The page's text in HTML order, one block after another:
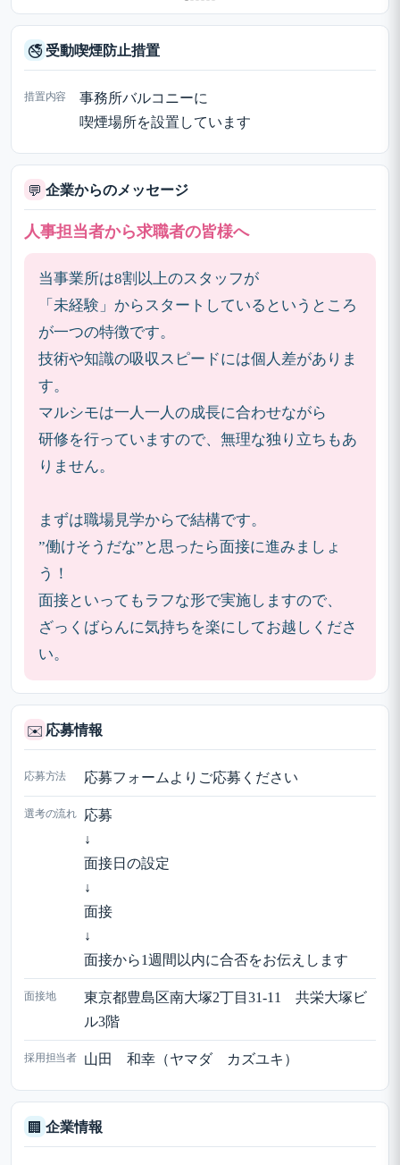
🚭 受動喫煙防止措置
措置内容
事務所バルコニーに
喫煙場所を設置しています
💬 企業からのメッセージ
人事担当者から求職者の皆様へ
当事業所は8割以上のスタッフが
「未経験」からスタートしているというところ
が一つの特徴です。
技術や知識の吸収スピードには個人差がありま
す。
マルシモは一人一人の成長に合わせながら
研修を行っていますので、無理な独り立ちもあ
りません。
まずは職場見学からで結構です。
”働けそうだな”と思ったら面接に進みましょ
う！
面接といってもラフな形で実施しますので、
ざっくばらんに気持ちを楽にしてお越しくださ
い。
✉️ 応募情報
応募方法 応募フォームよりご応募ください
選考の流れ
応募
↓
面接日の設定
↓
面接
↓
面接から1週間以内に合否をお伝えします
面接地
東京都豊島区南大塚2丁目31-11 共栄大塚ビ
ル3階
採用担当者 山田 和幸（ヤマダ カズユキ）
🏢 企業情報